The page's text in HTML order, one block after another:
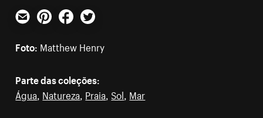
E-mailPinterestFacebookTwitter
Foto: Matthew Henry
Parte das coleções:
Água Natureza Praia Sol Mar